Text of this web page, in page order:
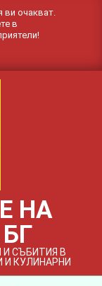
ви очакват.
в
НА
СЪБИТИЯ В
И КУЛИНАРНИ